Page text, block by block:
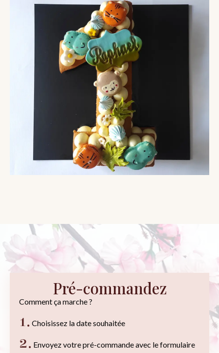
Pré-commandez
Comment ça marche ?
1. Choisissez la date souhaitée
2. Envoyez votre pré-commande avec le formulaire